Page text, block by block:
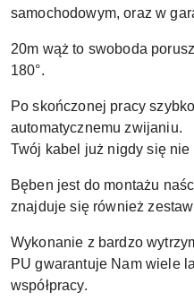
samochodowym, oraz w
20m wąż to swoboda
180°.
Po skończonej pracy
automatycznemu zwijaniu.
Twój kabel już nigdy się nie
Bęben jest do montażu
znajduje się również
Wykonanie z bardzo
PU gwarantuje Nam wiele
współpracy.